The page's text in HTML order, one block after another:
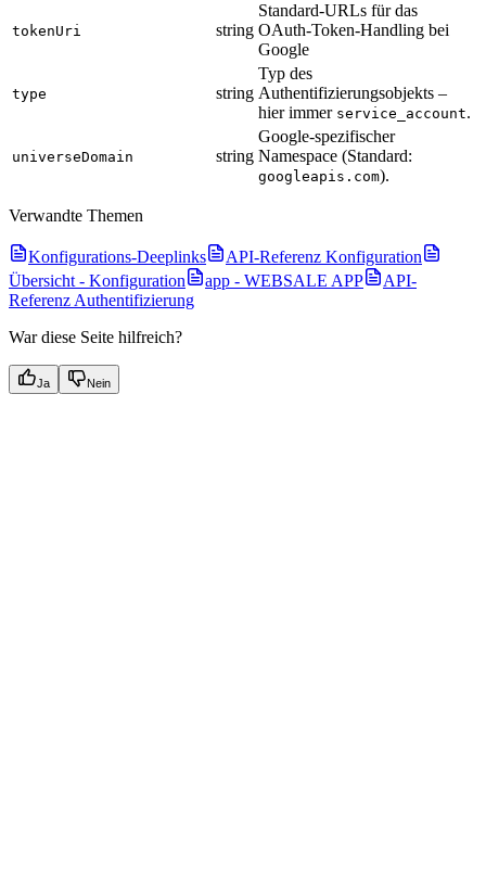
tokenUri string
Standard-URLs für das
OAuth-Token-Handling bei
Google
type string
Typ des
Authentifizierungsobjekts –
hier immer service_account.
universeDomain string
Google-spezifischer
Namespace (Standard:
googleapis.com).
Verwandte Themen
Konfigurations-Deeplinks
API-Referenz Konfiguration
Übersicht - Konfiguration
app - WEBSALE APP
API-
Referenz Authentifizierung
War diese Seite hilfreich?
Ja Nein